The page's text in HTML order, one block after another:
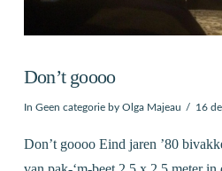
Don’t goooo
In Geen categorieby Olga Majeau 16
Don’t goooo Eind jaren ’80